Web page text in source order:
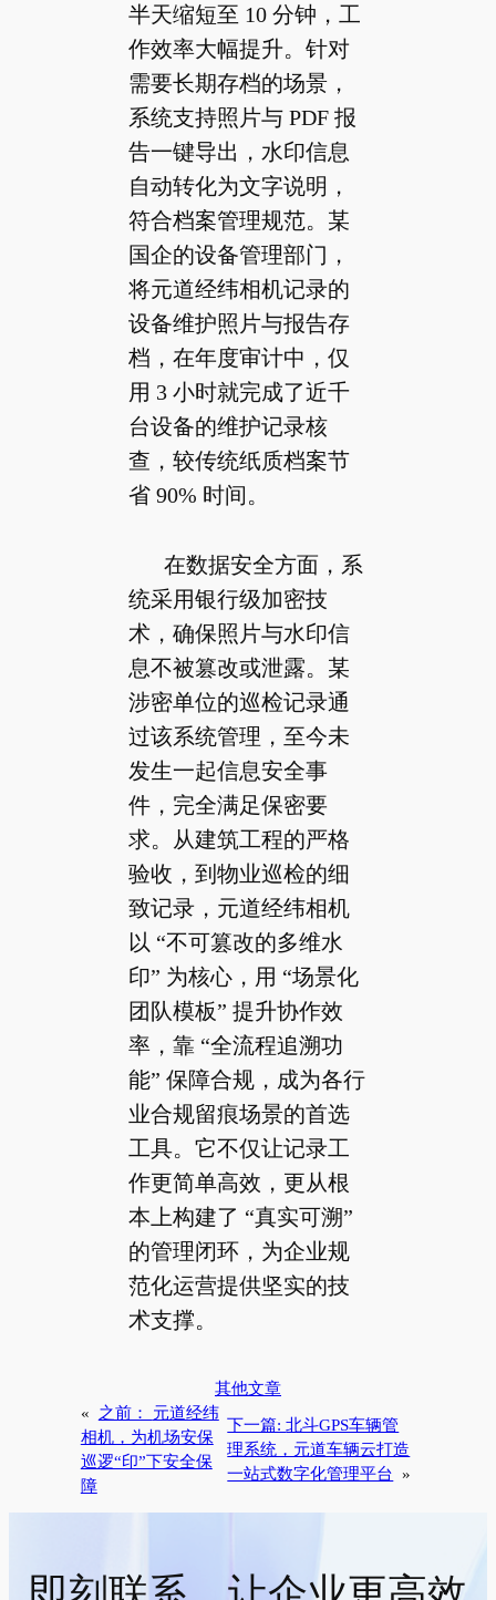
半天缩短至 10 分钟，工
作效率大幅提升。针对
需要长期存档的场景，
系统支持照片与 PDF 报
告一键导出，水印信息
自动转化为文字说明，
符合档案管理规范。某
国企的设备管理部门，
将元道经纬相机记录的
设备维护照片与报告存
档，在年度审计中，仅
用 3 小时就完成了近千
台设备的维护记录核
查，较传统纸质档案节
省 90% 时间。
在数据安全方面，系
统采用银行级加密技
术，确保照片与水印信
息不被篡改或泄露。某
涉密单位的巡检记录通
过该系统管理，至今未
发生一起信息安全事
件，完全满足保密要
求。从建筑工程的严格
验收，到物业巡检的细
致记录，元道经纬相机
以 “不可篡改的多维水
印” 为核心，用 “场景化
团队模板” 提升协作效
率，靠 “全流程追溯功
能” 保障合规，成为各行
业合规留痕场景的首选
工具。它不仅让记录工
作更简单高效，更从根
本上构建了 “真实可溯”
的管理闭环，为企业规
范化运营提供坚实的技
术支撑。
其他文章
«
之前： 元道经纬
相机，为机场安保
巡逻“印”下安全保
障
下一篇:北斗GPS车辆管
理系统，元道车辆云打造
一站式数字化管理平台 »